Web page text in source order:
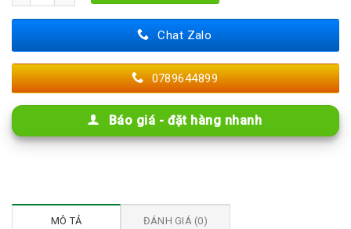
Chat Zalo
0789644899
Báo giá - đặt hàng nhanh
MÔ TẢ ĐÁNH GIÁ (0)